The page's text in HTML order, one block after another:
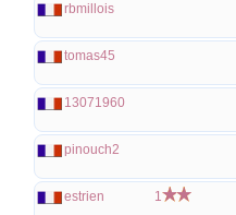
rbmillois
tomas45
13071960
pinouch2
estrien 1